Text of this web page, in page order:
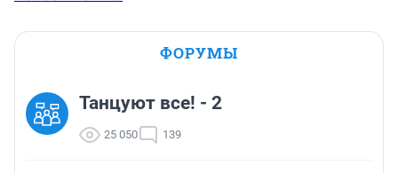
ФОРУМЫ
Танцуют все! - 2
25 050 139